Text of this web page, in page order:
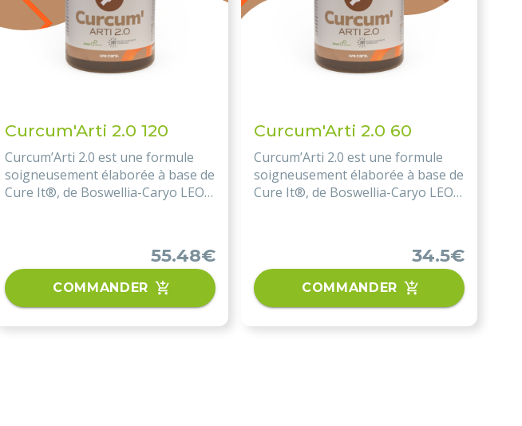
Curcum'Arti 2.0 120
Curcum’Arti 2.0 est une formule
soigneusement élaborée à base de
Cure It®, de Boswellia-Caryo LEO
soja/avocat (Avovida®) et de
Bambou (extrait sec 70 % de silice).
Grâce à son action sur la mobilité,
cartilage articulaire, Curcum’Arti
55.48€
COMMANDER
Curcum'Arti 2.0 60
Curcum’Arti 2.0 est une formule
soigneusement élaborée à base de
Cure It®, de Boswellia-Caryo LEO
soja/avocat (Avovida®) et de
Bambou (extrait sec 70 % de silice).
Grâce à son action sur la mobilité,
cartilage articulaire, Curcum’Arti
34.5€
COMMANDER